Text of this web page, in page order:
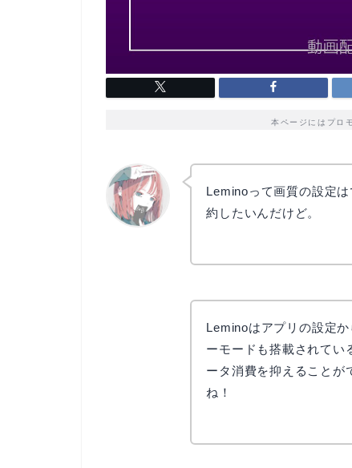
本ページにはプロ
Leminoって画質の設定
約したいんだけど。
Leminoはアプリの設定か
ーモードも搭載されてい
ータ消費を抑えることが
ね！